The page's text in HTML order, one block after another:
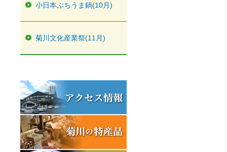
小日本ぶちうま鍋(10月)
菊川文化産業祭(11月)